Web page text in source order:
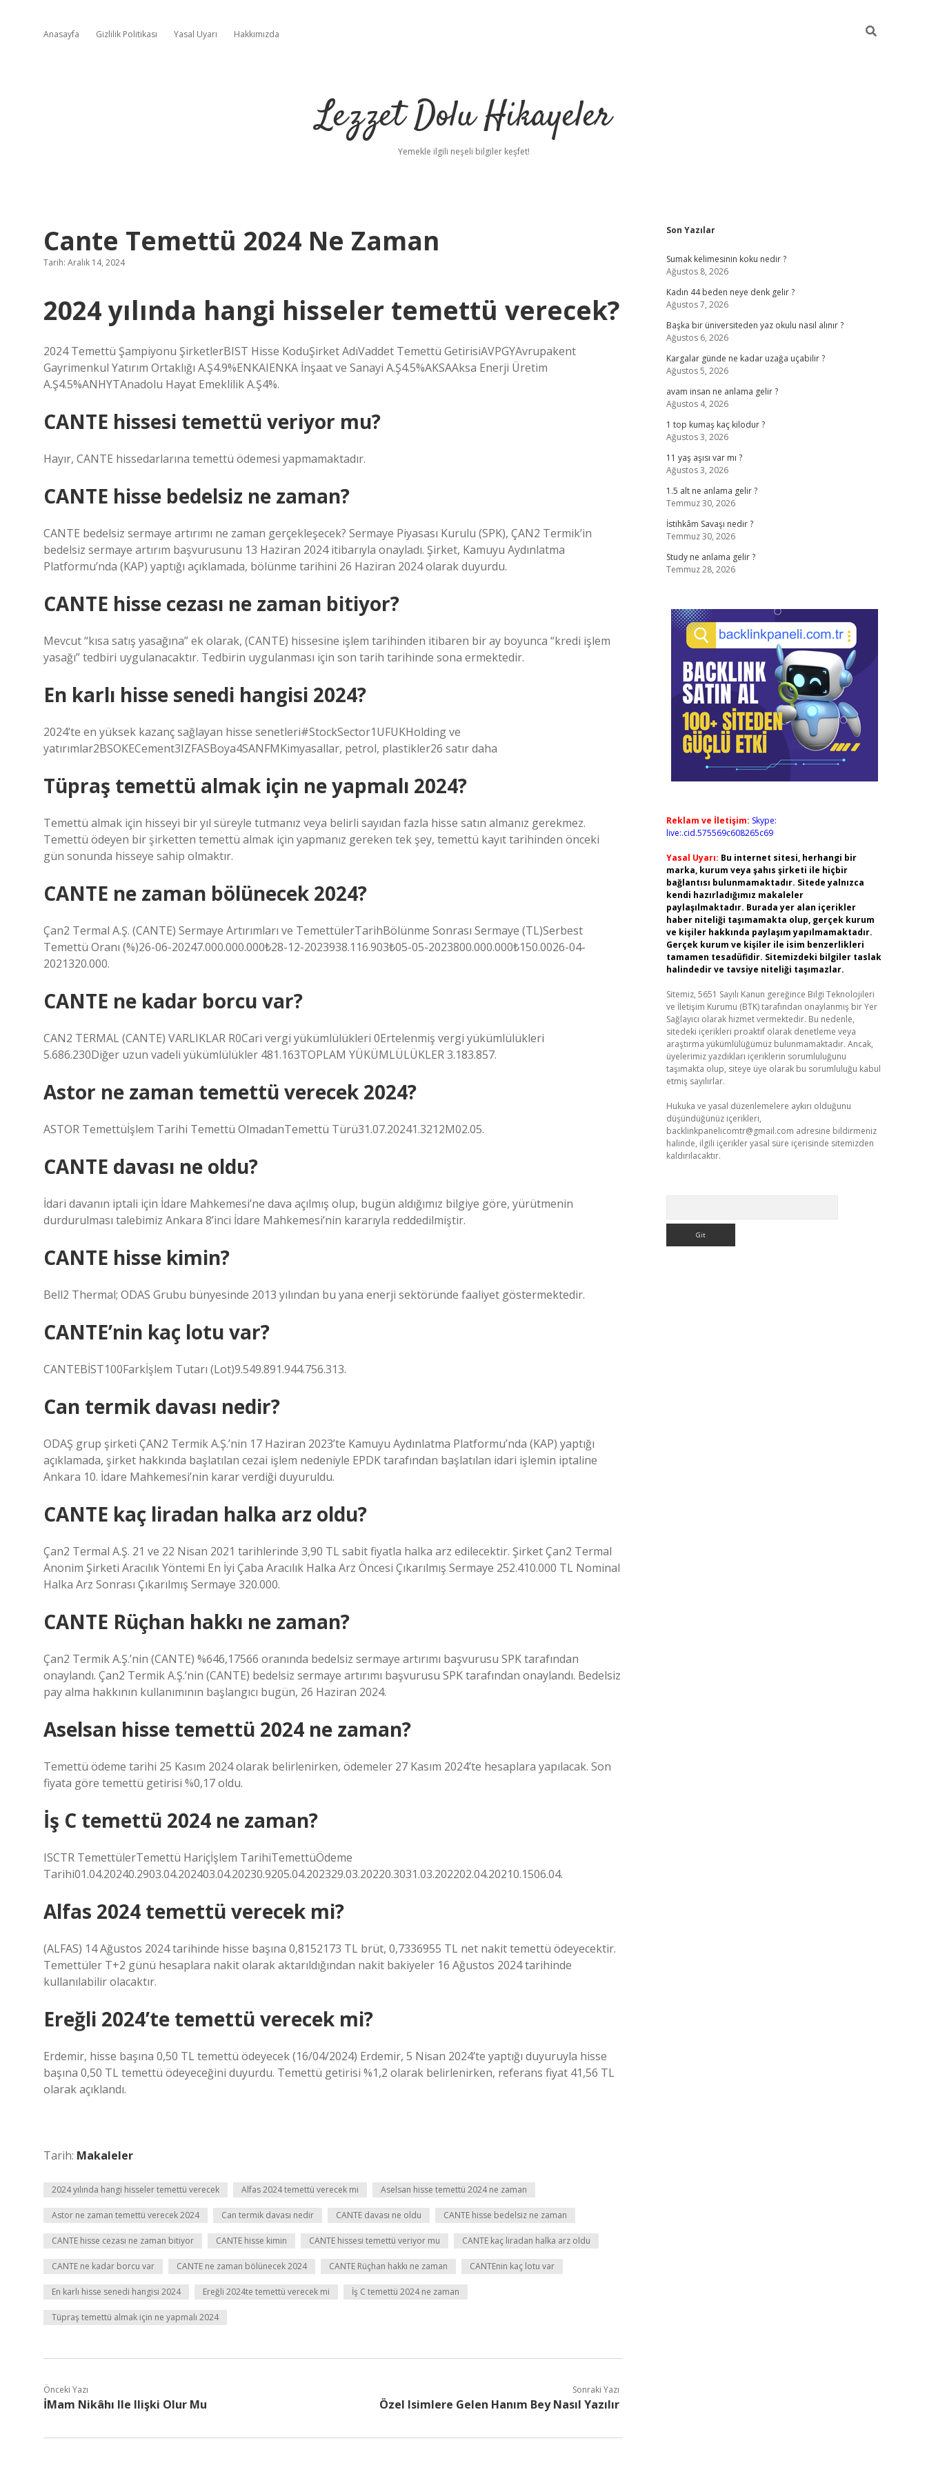
Anasayfa Gizlilik Politikası Yasal Uyarı Hakkımızda
Lezzet Dolu Hikayeler
Yemekle ilgili neşeli bilgiler keşfet!
Cante Temettü 2024 Ne Zaman
Tarih: Aralık 14, 2024
2024 yılında hangi hisseler temettü verecek?
2024 Temettü Şampiyonu ŞirketlerBIST Hisse KoduŞirket AdıVaddet Temettü GetirisiAVPGYAvrupakent
Gayrimenkul Yatırım Ortaklığı A.Ş4.9%ENKAIENKA İnşaat ve Sanayi A.Ş4.5%AKSAAksa Enerji Üretim
A.Ş4.5%ANHYTAnadolu Hayat Emeklilik A.Ş4%.
CANTE hissesi temettü veriyor mu?
Hayır, CANTE hissedarlarına temettü ödemesi yapmamaktadır.
CANTE hisse bedelsiz ne zaman?
CANTE bedelsiz sermaye artırımı ne zaman gerçekleşecek? Sermaye Piyasası Kurulu (SPK), ÇAN2 Termik’in
bedelsiz sermaye artırım başvurusunu 13 Haziran 2024 itibarıyla onayladı. Şirket, Kamuyu Aydınlatma
Platformu’nda (KAP) yaptığı açıklamada, bölünme tarihini 26 Haziran 2024 olarak duyurdu.
CANTE hisse cezası ne zaman bitiyor?
Mevcut “kısa satış yasağına” ek olarak, (CANTE) hissesine işlem tarihinden itibaren bir ay boyunca “kredi işlem
yasağı” tedbiri uygulanacaktır. Tedbirin uygulanması için son tarih tarihinde sona ermektedir.
En karlı hisse senedi hangisi 2024?
2024’te en yüksek kazanç sağlayan hisse senetleri#StockSector1UFUKHolding ve
yatırımlar2BSOKECement3IZFASBoya4SANFMKimyasallar, petrol, plastikler26 satır daha
Tüpraş temettü almak için ne yapmalı 2024?
Temettü almak için hisseyi bir yıl süreyle tutmanız veya belirli sayıdan fazla hisse satın almanız gerekmez.
Temettü ödeyen bir şirketten temettü almak için yapmanız gereken tek şey, temettü kayıt tarihinden önceki
gün sonunda hisseye sahip olmaktır.
CANTE ne zaman bölünecek 2024?
Çan2 Termal A.Ş. (CANTE) Sermaye Artırımları ve TemettülerTarihBölünme Sonrası Sermaye (TL)Serbest
Temettü Oranı (%)26-06-20247.000.000.000₺28-12-2023938.116.903₺05-05-2023800.000.000₺150.0026-04-
2021320.000.
CANTE ne kadar borcu var?
CAN2 TERMAL (CANTE) VARLIKLAR R0Cari vergi yükümlülükleri 0Ertelenmiş vergi yükümlülükleri
5.686.230Diğer uzun vadeli yükümlülükler 481.163TOPLAM YÜKÜMLÜLÜKLER 3.183.857.
Astor ne zaman temettü verecek 2024?
ASTOR Temettüİşlem Tarihi Temettü OlmadanTemettü Türü31.07.20241.3212M02.05.
CANTE davası ne oldu?
İdari davanın iptali için İdare Mahkemesi’ne dava açılmış olup, bugün aldığımız bilgiye göre, yürütmenin
durdurulması talebimiz Ankara 8’inci İdare Mahkemesi’nin kararıyla reddedilmiştir.
CANTE hisse kimin?
Bell2 Thermal; ODAS Grubu bünyesinde 2013 yılından bu yana enerji sektöründe faaliyet göstermektedir.
CANTE’nin kaç lotu var?
CANTEBİST100Farkİşlem Tutarı (Lot)9.549.891.944.756.313.
Can termik davası nedir?
ODAŞ grup şirketi ÇAN2 Termik A.Ş.’nin 17 Haziran 2023’te Kamuyu Aydınlatma Platformu’nda (KAP) yaptığı
açıklamada, şirket hakkında başlatılan cezai işlem nedeniyle EPDK tarafından başlatılan idari işlemin iptaline
Ankara 10. İdare Mahkemesi’nin karar verdiği duyuruldu.
CANTE kaç liradan halka arz oldu?
Çan2 Termal A.Ş. 21 ve 22 Nisan 2021 tarihlerinde 3,90 TL sabit fiyatla halka arz edilecektir. Şirket Çan2 Termal
Anonim Şirketi Aracılık Yöntemi En İyi Çaba Aracılık Halka Arz Öncesi Çıkarılmış Sermaye 252.410.000 TL Nominal
Halka Arz Sonrası Çıkarılmış Sermaye 320.000.
CANTE Rüçhan hakkı ne zaman?
Çan2 Termik A.Ş.’nin (CANTE) %646,17566 oranında bedelsiz sermaye artırımı başvurusu SPK tarafından
onaylandı. Çan2 Termik A.Ş.’nin (CANTE) bedelsiz sermaye artırımı başvurusu SPK tarafından onaylandı. Bedelsiz
pay alma hakkının kullanımının başlangıcı bugün, 26 Haziran 2024.
Aselsan hisse temettü 2024 ne zaman?
Temettü ödeme tarihi 25 Kasım 2024 olarak belirlenirken, ödemeler 27 Kasım 2024’te hesaplara yapılacak. Son
fiyata göre temettü getirisi %0,17 oldu.
İş C temettü 2024 ne zaman?
ISCTR TemettülerTemettü Hariçİşlem TarihiTemettüÖdeme
Tarihi01.04.20240.2903.04.202403.04.20230.9205.04.202329.03.20220.3031.03.202202.04.20210.1506.04.
Alfas 2024 temettü verecek mi?
(ALFAS) 14 Ağustos 2024 tarihinde hisse başına 0,8152173 TL brüt, 0,7336955 TL net nakit temettü ödeyecektir.
Temettüler T+2 günü hesaplara nakit olarak aktarıldığından nakit bakiyeler 16 Ağustos 2024 tarihinde
kullanılabilir olacaktır.
Ereğli 2024’te temettü verecek mi?
Erdemir, hisse başına 0,50 TL temettü ödeyecek (16/04/2024) Erdemir, 5 Nisan 2024’te yaptığı duyuruyla hisse
başına 0,50 TL temettü ödeyeceğini duyurdu. Temettü getirisi %1,2 olarak belirlenirken, referans fiyat 41,56 TL
olarak açıklandı.
Tarih: Makaleler
2024 yılında hangi hisseler temettü verecek Alfas 2024 temettü verecek mi Aselsan hisse temettü 2024 ne zaman
Astor ne zaman temettü verecek 2024 Can termik davası nedir CANTE davası ne oldu CANTE hisse bedelsiz ne zaman
CANTE hisse cezası ne zaman bitiyor CANTE hisse kimin CANTE hissesi temettü veriyor mu CANTE kaç liradan halka arz oldu
CANTE ne kadar borcu var CANTE ne zaman bölünecek 2024 CANTE Rüçhan hakkı ne zaman CANTEnin kaç lotu var
En karlı hisse senedi hangisi 2024 Ereğli 2024te temettü verecek mi İş C temettü 2024 ne zaman
Tüpraş temettü almak için ne yapmalı 2024
Önceki Yazı
İMam Nikâhı Ile Ilişki Olur Mu
Sonraki Yazı
Özel Isimlere Gelen Hanım Bey Nasıl Yazılır
Sidebar
Son Yazılar
Sumak kelimesinin koku nedir ?
Ağustos 8, 2026
Kadın 44 beden neye denk gelir ?
Ağustos 7, 2026
Başka bir üniversiteden yaz okulu nasıl alınır ?
Ağustos 6, 2026
Kargalar günde ne kadar uzağa uçabilir ?
Ağustos 5, 2026
avam insan ne anlama gelir ?
Ağustos 4, 2026
1 top kumaş kaç kilodur ?
Ağustos 3, 2026
11 yaş aşısı var mı ?
Ağustos 3, 2026
1.5 alt ne anlama gelir ?
Temmuz 30, 2026
İstihkâm Savaşı nedir ?
Temmuz 30, 2026
Study ne anlama gelir ?
Temmuz 28, 2026
Reklam ve İletişim: Skype:
live:.cid.575569c608265c69
Yasal Uyarı: Bu internet sitesi, herhangi bir
marka, kurum veya şahıs şirketi ile hiçbir
bağlantısı bulunmamaktadır. Sitede yalnızca
kendi hazırladığımız makaleler
paylaşılmaktadır. Burada yer alan içerikler
haber niteliği taşımamakta olup, gerçek kurum
ve kişiler hakkında paylaşım yapılmamaktadır.
Gerçek kurum ve kişiler ile isim benzerlikleri
tamamen tesadüfidir. Sitemizdeki bilgiler taslak
halindedir ve tavsiye niteliği taşımazlar.
Sitemiz, 5651 Sayılı Kanun gereğince Bilgi Teknolojileri
ve İletişim Kurumu (BTK) tarafından onaylanmış bir Yer
Sağlayıcı olarak hizmet vermektedir. Bu nedenle,
sitedeki içerikleri proaktif olarak denetleme veya
araştırma yükümlülüğümüz bulunmamaktadır. Ancak,
üyelerimiz yazdıkları içeriklerin sorumluluğunu
taşımakta olup, siteye üye olarak bu sorumluluğu kabul
etmiş sayılırlar.
Hukuka ve yasal düzenlemelere aykırı olduğunu
düşündüğünüz içerikleri,
backlinkpanelicomtr@gmail.com adresine bildirmeniz
halinde, ilgili içerikler yasal süre içerisinde sitemizden
kaldırılacaktır.